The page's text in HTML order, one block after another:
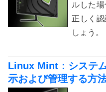
ルした
正しく
しょう。
Linux Mint：システ
示および管理する方